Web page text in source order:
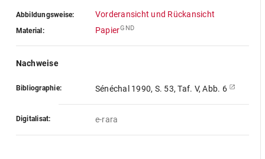
Abbildungsweise: Vorderansicht und Rückansicht
Material: PapierGND
Nachweise
Bibliographie: Sénéchal 1990, S. 53, Taf. V, Abb. 6
Digitalisat: e-rara